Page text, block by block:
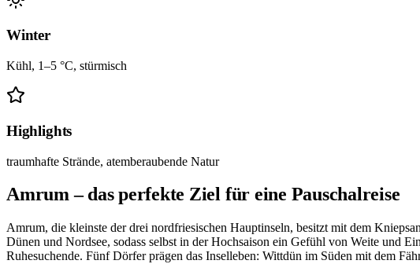
Winter
Kühl, 1–5 °C, stürmisch
Highlights
traumhafte Strände, atemberaubende Natur
Amrum – das perfekte Ziel für eine Pauschalreise
Amrum, die kleinste der drei nordfriesischen Hauptinseln, besitzt mit dem
Dünen und Nordsee, sodass selbst in der Hochsaison ein Gefühl von Weite und
Ruhesuchende. Fünf Dörfer prägen das Inselleben: Wittdün im Süden mit dem